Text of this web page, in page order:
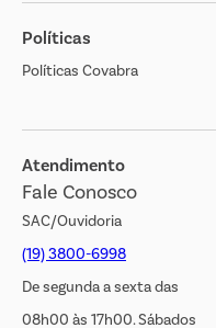
Nossas Lojas
Cliente Bem Estar
Jornal de Ofertas
Transparência Salarial
Políticas
Políticas Covabra
Atendimento
Fale Conosco
SAC/Ouvidoria
(19) 3800-6998
De segunda a sexta das
08h00 às 17h00. Sábados